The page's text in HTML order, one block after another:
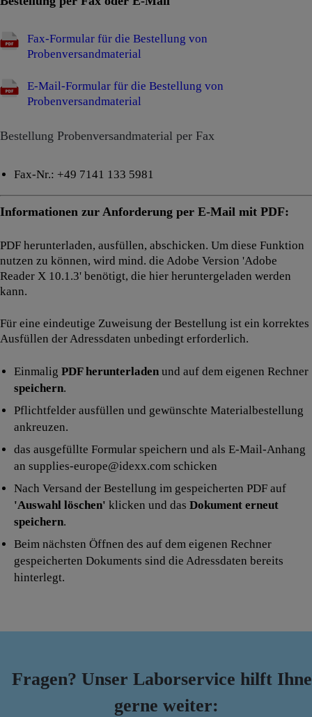
Fax-Formular für die Bestellung von
Probenversandmaterial
E-Mail-Formular für die Bestellung von
Probenversandmaterial
Bestellung Probenversandmaterial per Fax
Fax-Nr.: +49 7141 133 5981
Informationen zur Anforderung per E-Mail mit PDF:
PDF herunterladen, ausfüllen, abschicken. Um diese Funktion
nutzen zu können, wird mind. die Adobe Version 'Adobe
Reader X 10.1.3' benötigt, die hier heruntergeladen werden
kann.
Für eine eindeutige Zuweisung der Bestellung ist ein korrektes
Ausfüllen der Adressdaten unbedingt erforderlich.
Einmalig PDF herunterladen und auf dem eigenen Rechner
speichern.
Pflichtfelder ausfüllen und gewünschte Materialbestellung
ankreuzen.
das ausgefüllte Formular speichern und als E-Mail-Anhang
an supplies-europe@idexx.com schicken
Nach Versand der Bestellung im gespeicherten PDF auf
'Auswahl löschen' klicken und das Dokument erneut
speichern.
Beim nächsten Öffnen des auf dem eigenen Rechner
gespeicherten Dokuments sind die Adressdaten bereits
hinterlegt.
Fragen? Unser Laborservice hilft
gerne weiter: